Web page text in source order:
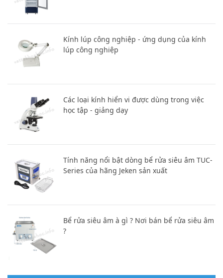
Kính lúp công nghiệp - ứng dụng của kính
lúp công nghiệp
Các loại kính hiển vi được dùng trong việc
học tập - giảng dạy
Tính năng nổi bật dòng bể rửa siêu âm TUC-
Series của hãng Jeken sản xuất
Bể rửa siêu âm à gì ? Nơi bán bể rửa siêu âm
?